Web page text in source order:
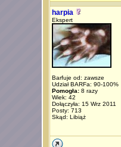
harpia
Ekspert
Barfuje od: zawsze
Udział BARFa: 90-100%
Pomogła:8 razy
Wiek: 42
Dołączyła: 15 Wrz 2011
Posty: 713
Skąd: Libiąż